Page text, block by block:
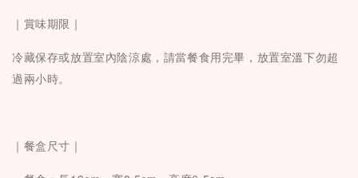
｜賞味期限｜
冷藏保存或放置室內陰涼處，請當餐食用完畢， 放置室溫下勿超
過兩小時。
｜餐盒尺寸｜